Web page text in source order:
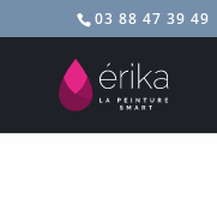
03 88 47 39 49